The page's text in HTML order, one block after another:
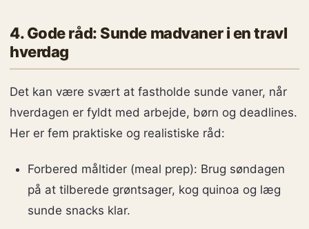
4. Gode råd: Sunde madvaner i en travl
hverdag
Det kan være svært at fastholde sunde vaner, når
hverdagen er fyldt med arbejde, børn og deadlines.
Her er fem praktiske og realistiske råd:
Forbered måltider (meal prep): Brug søndagen
på at tilberede grøntsager, kog quinoa og læg
sunde snacks klar.